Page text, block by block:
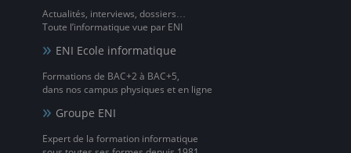
Actualités, interviews, dossiers…
Toute l’informatique vue par ENI
ENI Ecole informatique
Formations de BAC+2 à BAC+5,
dans nos campus physiques et en ligne
Groupe ENI
Expert de la formation informatique